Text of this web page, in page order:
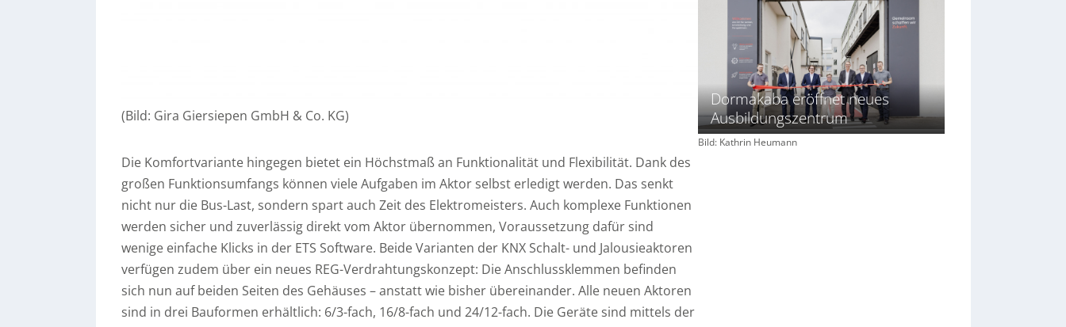
(Bild: Gira Giersiepen GmbH & Co. KG)
Die Komfortvariante hingegen bietet ein Höchstmaß an Funktionalität und Flexibilität. Dank des
großen Funktionsumfangs können viele Aufgaben im Aktor selbst erledigt werden. Das senkt
nicht nur die Bus-Last, sondern spart auch Zeit des Elektromeisters. Auch komplexe Funktionen
werden sicher und zuverlässig direkt vom Aktor übernommen, Voraussetzung dafür sind
wenige einfache Klicks in der ETS Software. Beide Varianten der KNX Schalt- und Jalousieaktoren
verfügen zudem über ein neues REG-Verdrahtungskonzept: Die Anschlussklemmen befinden
sich nun auf beiden Seiten des Gehäuses – anstatt wie bisher übereinander. Alle neuen Aktoren
sind in drei Bauformen erhältlich: 6/3-fach, 16/8-fach und 24/12-fach. Die Geräte sind mittels der
Dormakaba eröffnet neues
Ausbildungszentrum
Bild: Kathrin Heumann